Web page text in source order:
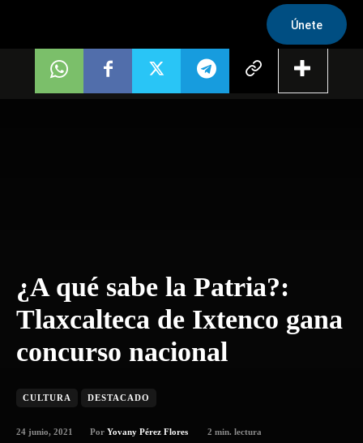
Únete
¿A qué sabe la Patria?:
Tlaxcalteca de Ixtenco gana
concurso nacional
CULTURA DESTACADO
24 junio, 2021 Por Yovany Pérez Flores 2 min. lectura